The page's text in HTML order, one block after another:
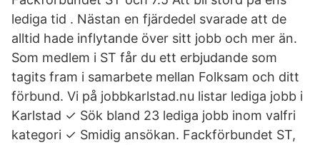
lediga tid . Nästan en fjärdedel svarade att de
alltid hade inflytande över sitt jobb och mer än.
Som medlem i ST får du ett erbjudande som
tagits fram i samarbete mellan Folksam och ditt
förbund. Vi på jobbkarlstad.nu listar lediga jobb i
Karlstad ✓ Sök bland 23 lediga jobb inom valfri
kategori ✓ Smidig ansökan. Fackförbundet ST,